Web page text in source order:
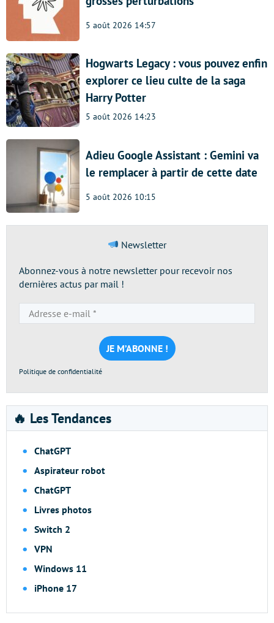
5 août 2026 14:57
Hogwarts Legacy : vous pouvez enfin
explorer ce lieu culte de la saga
Harry Potter
5 août 2026 14:23
Adieu Google Assistant : Gemini va
le remplacer à partir de cette date
5 août 2026 10:15
Newsletter
Abonnez-vous à notre newsletter pour recevoir nos
dernières actus par mail !
e-
mail
*
Politique de confidentialité
🔥 Les Tendances
ChatGPT
Aspirateur robot
ChatGPT
Livres photos
Switch 2
VPN
Windows 11
iPhone 17